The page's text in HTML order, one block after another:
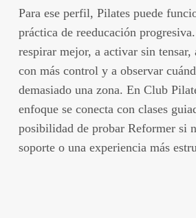
Para ese perfil, Pilates puede
práctica de reeducación
respirar mejor, a activar sin tensar,
con más control y a observar
demasiado una zona. En Club
enfoque se conecta con clases
posibilidad de probar Reformer si
soporte o una experiencia más